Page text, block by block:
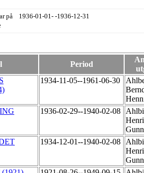
på 1936-01-01- -1936-12-31
Period
1934-11-05--1961-06-30
1936-02-29--1940-02-08
1934-12-01--1940-02-08